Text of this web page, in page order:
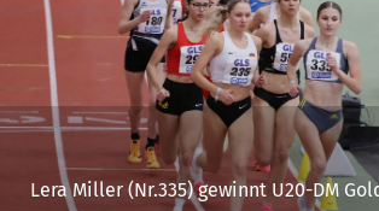
Lera Miller (Nr.335) gewinnt U20-DM